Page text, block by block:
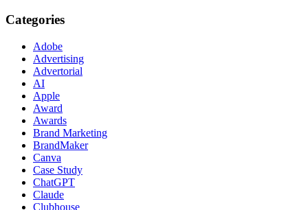
Categories
Adobe
Advertising
Advertorial
AI
Apple
Award
Awards
Brand Marketing
BrandMaker
Canva
Case Study
ChatGPT
Claude
Clubhouse